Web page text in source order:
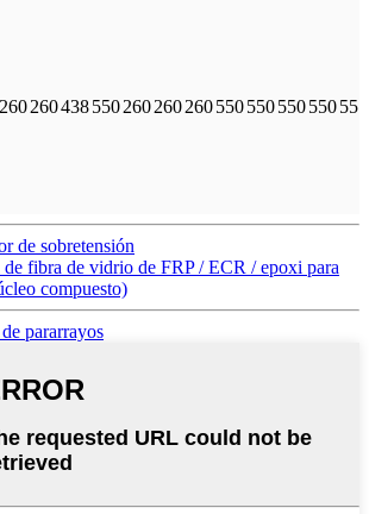
26026043855026026026055055055055055
de sobretensión
fibra de vidrio de FRP / ECR / epoxi para
compuesto)
pararrayos